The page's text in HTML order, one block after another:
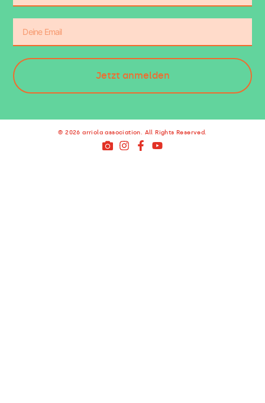
Jetzt anmelden
© 2026 arriola association. All Rights Reserved.